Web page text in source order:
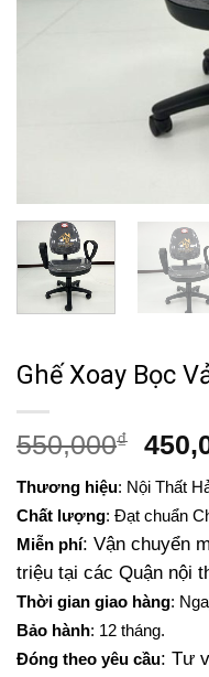
Ghế Xoay Bọc
550,000₫
Giá
là:
Thương hiệu: Nội Thất
Chất lượng: Đạt chuẩn
Miễn phí: Vận chuyển
triệu tại các Quận nội
Thời gian giao hàng:
Bảo hành: 12 tháng.
Đóng theo yêu cầu: Tư